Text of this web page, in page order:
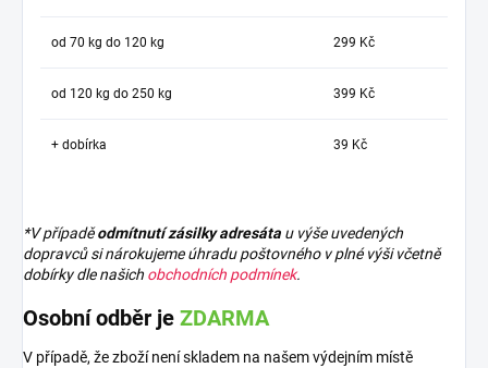
od 70 kg do 120 kg 299 Kč
od 120 kg do 250 kg 399 Kč
+ dobírka 39 Kč
*V případěodmítnutí zásilky adresáta u výše uvedených
dopravců si nárokujeme úhradu poštovného v plné výši včetně
dobírky dle našich obchodních podmínek.
Osobní odběr je ZDARMA
V případě, že zboží není skladem na našem výdejním místě